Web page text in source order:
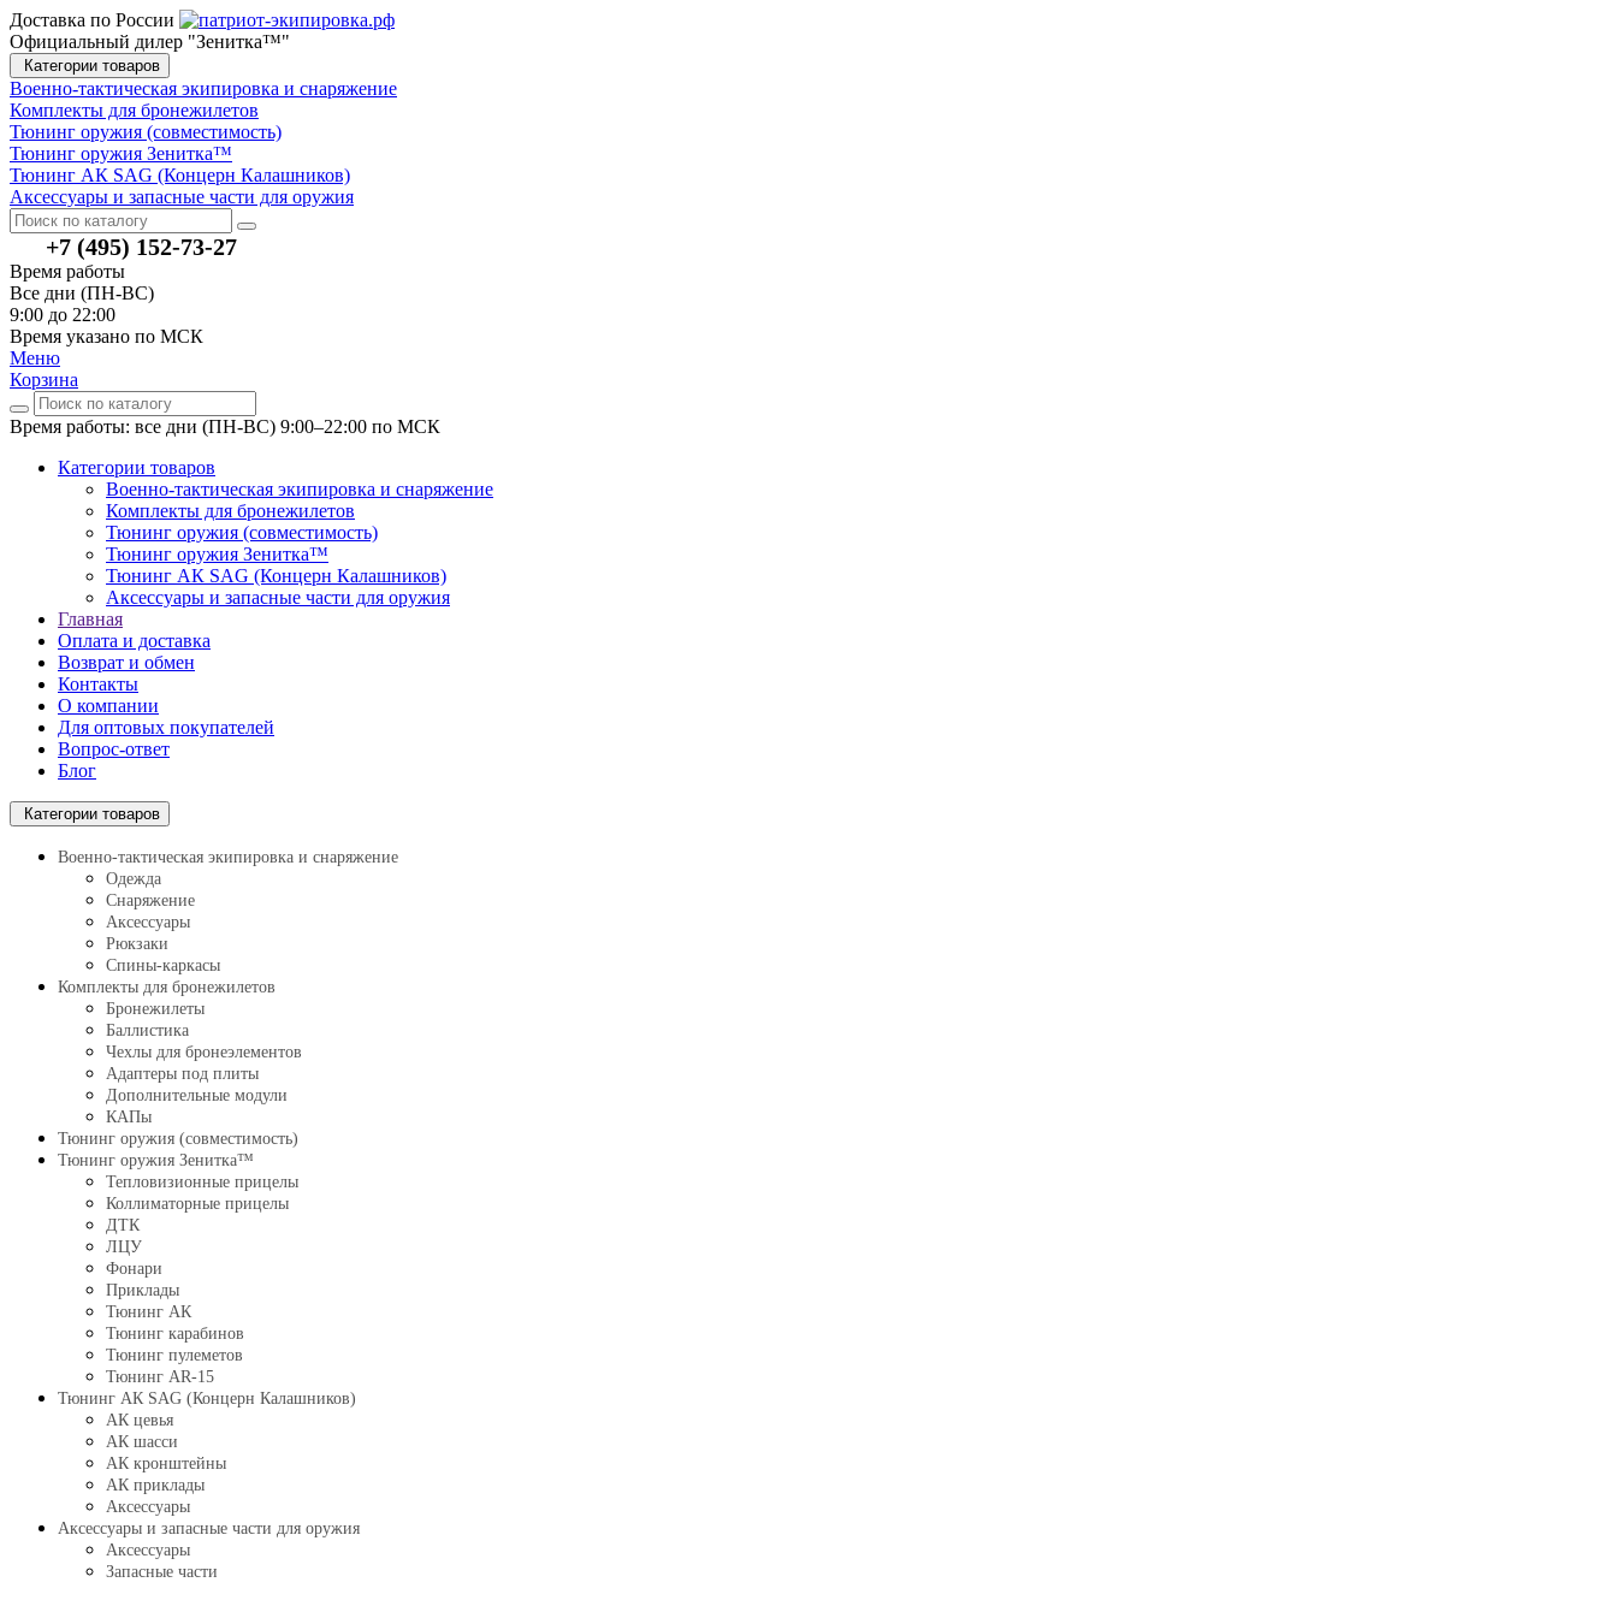
Доставка по России
Официальный дилер "Зенитка™"
Категории товаров
Военно-тактическая экипировка и снаряжение
Комплекты для бронежилетов
Тюнинг оружия (совместимость)
Тюнинг оружия Зенитка™
Тюнинг АК SAG (Концерн Калашников)
Аксессуары и запасные части для оружия
+7 (495) 152-73-27
Время работы
Все дни (ПН-ВС)
9:00 до 22:00
Время указано по МСК
Меню
Корзина
Время работы: все дни (ПН-ВС) 9:00–22:00 по МСК
Категории товаров
Военно-тактическая экипировка и снаряжение
Комплекты для бронежилетов
Тюнинг оружия (совместимость)
Тюнинг оружия Зенитка™
Тюнинг АК SAG (Концерн Калашников)
Аксессуары и запасные части для оружия
Главная
Оплата и доставка
Возврат и обмен
Контакты
О компании
Для оптовых покупателей
Вопрос-ответ
Блог
Категории товаров
Военно-тактическая экипировка и снаряжение
Одежда
Снаряжение
Аксессуары
Рюкзаки
Спины-каркасы
Комплекты для бронежилетов
Бронежилеты
Баллистика
Чехлы для бронеэлементов
Адаптеры под плиты
Дополнительные модули
КАПы
Тюнинг оружия (совместимость)
Тюнинг оружия Зенитка™
Тепловизионные прицелы
Коллиматорные прицелы
ДТК
ЛЦУ
Фонари
Приклады
Тюнинг АК
Тюнинг карабинов
Тюнинг пулеметов
Тюнинг AR-15
Тюнинг АК SAG (Концерн Калашников)
АК цевья
АК шасси
АК кронштейны
АК приклады
Аксессуары
Аксессуары и запасные части для оружия
Аксессуары
Запасные части